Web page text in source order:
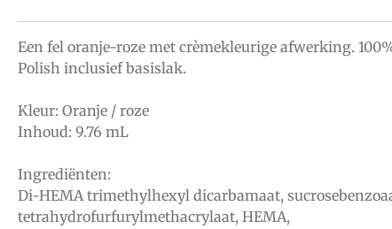
Een fel oranje-roze met crèmekleurige afwerking.
Polish inclusief basislak.
Kleur: Oranje / roze
Inhoud: 9.76 mL
Ingrediënten:
Di-HEMA trimethylhexyl dicarbamaat,
tetrahydrofurfurylmethacrylaat, HEMA,